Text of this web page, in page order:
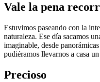
Vale la pena
Estuvimos paseando con la
naturaleza. Ese día sacamos
imaginable, desde
pudiéramos llevarnos a casa
Precioso